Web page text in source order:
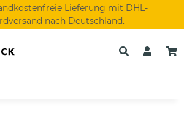
Lieferung mit DHL-
nach Deutschland.